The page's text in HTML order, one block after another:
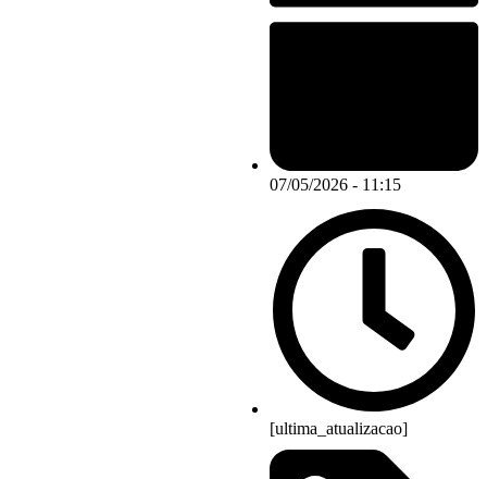
07/05/2026 - 11:15
[ultima_atualizacao]